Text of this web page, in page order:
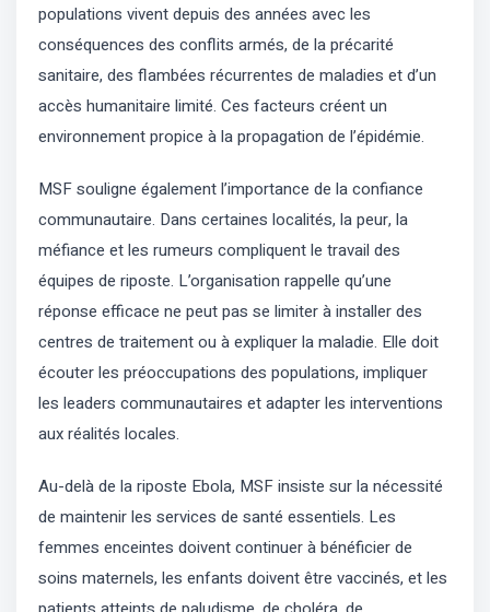
populations vivent depuis des années avec les
conséquences des conflits armés, de la précarité
sanitaire, des flambées récurrentes de maladies et d’un
accès humanitaire limité. Ces facteurs créent un
environnement propice à la propagation de l’épidémie.
MSF souligne également l’importance de la confiance
communautaire. Dans certaines localités, la peur, la
méfiance et les rumeurs compliquent le travail des
équipes de riposte. L’organisation rappelle qu’une
réponse efficace ne peut pas se limiter à installer des
centres de traitement ou à expliquer la maladie. Elle doit
écouter les préoccupations des populations, impliquer
les leaders communautaires et adapter les interventions
aux réalités locales.
Au-delà de la riposte Ebola, MSF insiste sur la nécessité
de maintenir les services de santé essentiels. Les
femmes enceintes doivent continuer à bénéficier de
soins maternels, les enfants doivent être vaccinés, et les